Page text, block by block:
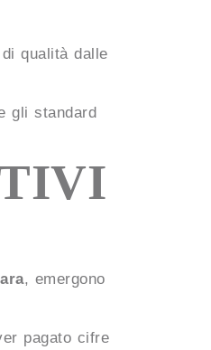
qualità dalle
gli standard
, emergono
pagato cifre